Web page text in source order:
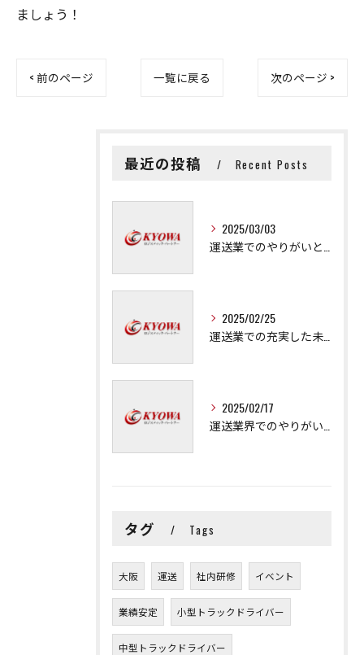
ましょう！
< 前のページ 一覧に戻る 次のページ >
最近の投稿 Recent Posts
2025/03/03
2025/02/25
2025/02/17
タグ Tags
大阪 運送 社内研修 イベント
業績安定 小型トラックドライバー
中型トラックドライバー